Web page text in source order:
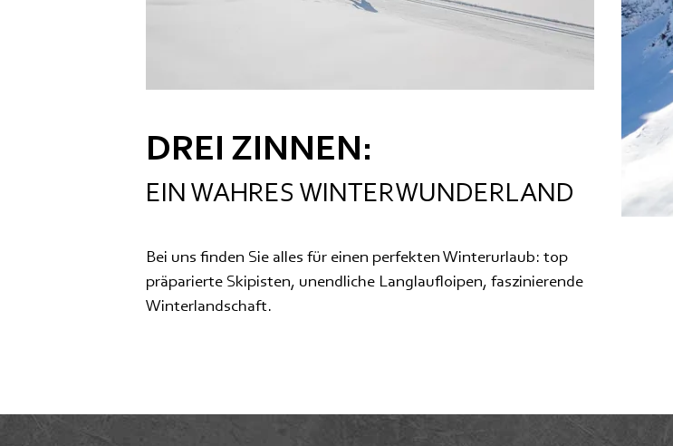
DREI ZINNEN:
EIN WAHRES WINTERWUNDERLAND
Bei uns finden Sie alles für einen perfekten Winterurlaub: top
präparierte Skipisten, unendliche Langlaufloipen, faszinierende
Winterlandschaft.